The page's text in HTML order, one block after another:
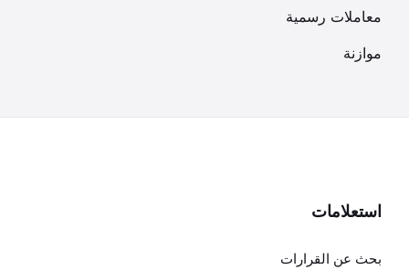
معاملات رسمية
موازنة
استعلامات
بحث عن القرارات